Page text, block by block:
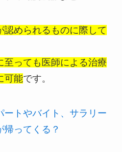
認められるものに際して
至っても医師による治療
可能です。
トやバイト、サラリー
帰ってくる？